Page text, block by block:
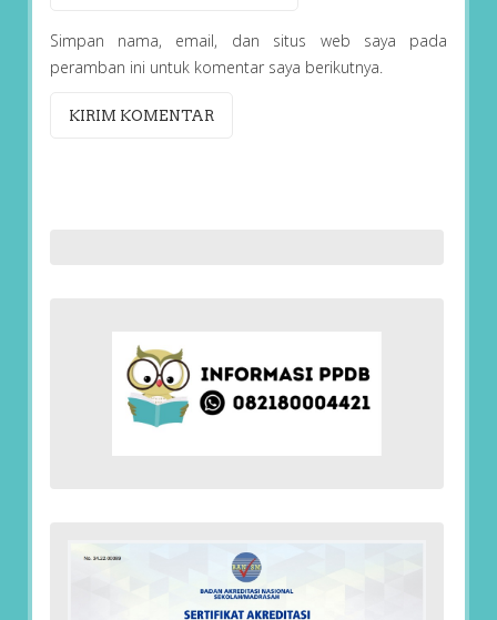
Simpan nama, email, dan situs web saya pada
peramban ini untuk komentar saya berikutnya.